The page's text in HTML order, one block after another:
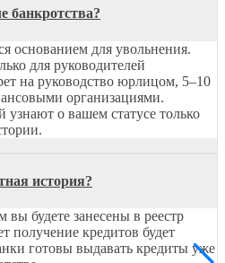
банкротства?
основанием для увольнения.
для руководителей
на руководство юрлицом, 5–10
организациями.
узнают о вашем статусе только
история?
будете занесены в реестр
получение кредитов будет
готовы выдавать кредиты уже